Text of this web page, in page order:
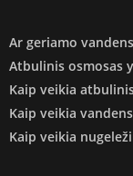
Ar geriamo
Atbulinis osmosas
Kaip veikia
Kaip veikia
Kaip veikia